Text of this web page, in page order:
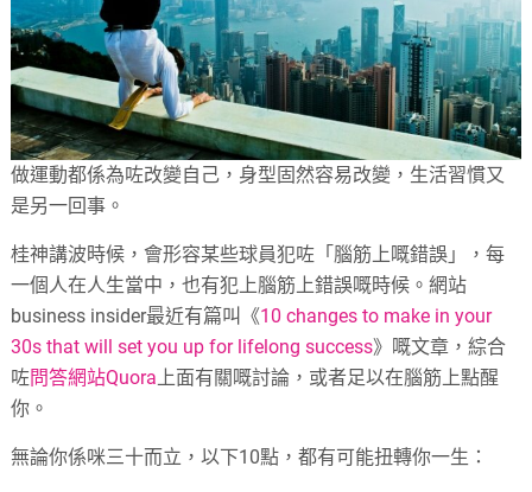
做運動都係為咗改變自己，身型固然容易改變，生活習慣又
是另一回事。
桂神講波時候，會形容某些球員犯咗「腦筋上嘅錯誤」，每
一個人在人生當中，也有犯上腦筋上錯誤嘅時候。網站
business insider最近有篇叫《10 changes to make in your
30s that will set you up for lifelong success》嘅文章，綜合
咗問答網站Quora 上面有關嘅討論，或者足以在腦筋上點醒
你。
無論你係咪三十而立，以下10點，都有可能扭轉你一生：